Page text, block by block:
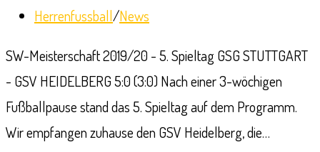
veröffentlicht:
Beitrags-
Herrenfussball/News
SW-Meisterschaft 2019/20 - 5. Spieltag GSG STUTTGART
- GSV HEIDELBERG 5:0 (3:0) Nach einer 3-wöchigen
Fußballpause stand das 5. Spieltag auf dem Programm.
Wir empfangen zuhause den GSV Heidelberg, die…